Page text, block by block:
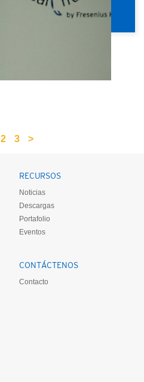
2 3 >
RECURSOS
Noticias
Descargas
Portafolio
Eventos
CONTÁCTENOS
Contacto